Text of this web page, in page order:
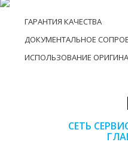
СЕТЬ
ГАРАНТИЯ КАЧЕСТВА
ДОКУМЕНТАЛЬНОЕ
ИСПОЛЬЗОВАНИЕ